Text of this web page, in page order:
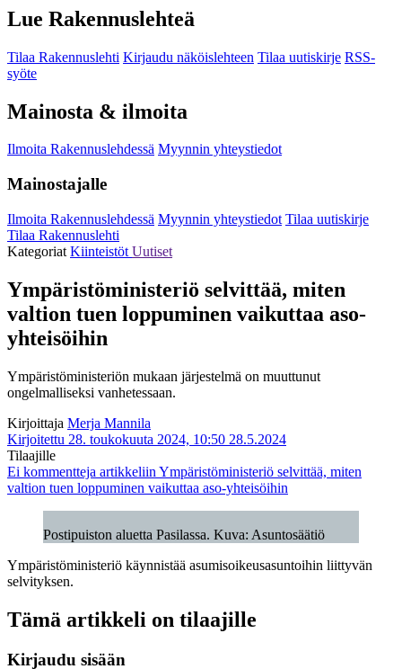
Lue Rakennuslehteä
Tilaa Rakennuslehti Kirjaudu näköislehteen Tilaa uutiskirje RSS-
syöte
Mainosta & ilmoita
Ilmoita Rakennuslehdessä Myynnin yhteystiedot
Mainostajalle
Ilmoita Rakennuslehdessä Myynnin yhteystiedot Tilaa uutiskirje
Tilaa Rakennuslehti
Kategoriat Kiinteistöt Uutiset
Ympäristöministeriö selvittää, miten
valtion tuen loppuminen vaikuttaa aso-
yhteisöihin
Ympäristöministeriön mukaan järjestelmä on muuttunut
ongelmalliseksi vanhetessaan.
Kirjoittaja Merja Mannila
Kirjoitettu 28. toukokuuta 2024, 10:50 28.5.2024
Tilaajille
Ei kommentteja artikkeliin Ympäristöministeriö selvittää, miten
valtion tuen loppuminen vaikuttaa aso-yhteisöihin
Postipuiston aluetta Pasilassa. Kuva: Asuntosäätiö
Ympäristöministeriö käynnistää asumisoikeusasuntoihin liittyvän
selvityksen.
Tämä artikkeli on tilaajille
Kirjaudu sisään